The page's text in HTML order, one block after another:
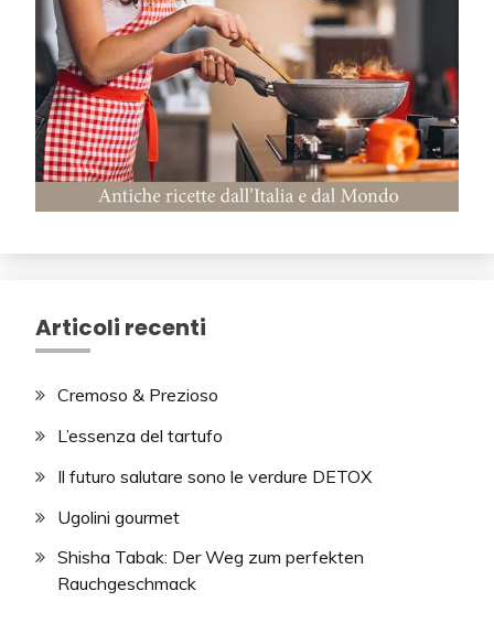
Articoli recenti
Cremoso & Prezioso
L’essenza del tartufo
Il futuro salutare sono le verdure DETOX
Ugolini gourmet
Shisha Tabak: Der Weg zum perfekten
Rauchgeschmack